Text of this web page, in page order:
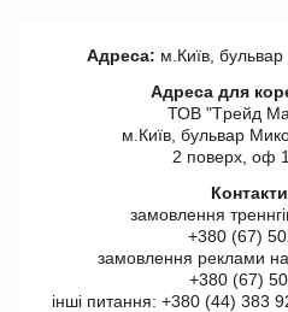
Адреса: м.Київ,
Адреса для
ТОВ "Tрейд
м.Київ, бульвар
2 поверх, оф
замовлення
+380 (67)
замовлення реклами
+380 (67)
інші питання: +380 (44) 383